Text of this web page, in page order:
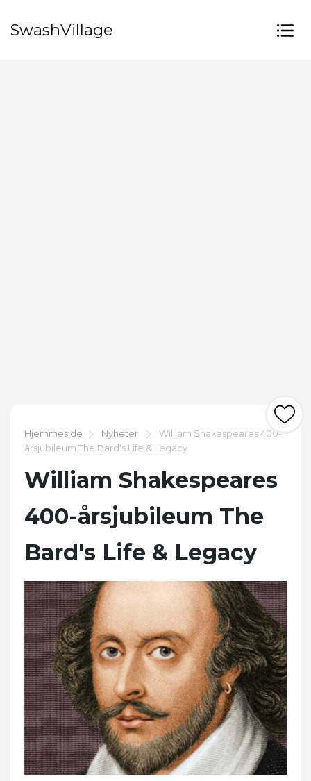
SwashVillage
Hjemmeside Nyheter
William Shakespeares 400-
årsjubileum The Bard's Life & Legacy
William Shakespeares
400-årsjubileum The
Bard's Life & Legacy